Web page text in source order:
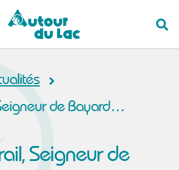
de Bayard…
Seigneur de